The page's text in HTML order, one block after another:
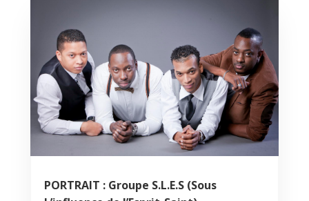
PORTRAIT : Groupe S.L.E.S (Sous